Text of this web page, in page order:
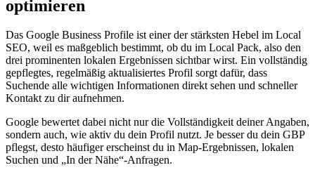
optimieren
Das Google Business Profile ist einer der stärksten Hebel im Local
SEO, weil es maßgeblich bestimmt, ob du im Local Pack, also den
drei prominenten lokalen Ergebnissen sichtbar wirst. Ein vollständig
gepflegtes, regelmäßig aktualisiertes Profil sorgt dafür, dass
Suchende alle wichtigen Informationen direkt sehen und schneller
Kontakt zu dir aufnehmen.
Google bewertet dabei nicht nur die Vollständigkeit deiner Angaben,
sondern auch, wie aktiv du dein Profil nutzt. Je besser du dein GBP
pflegst, desto häufiger erscheinst du in Map-Ergebnissen, lokalen
Suchen und „In der Nähe“-Anfragen.